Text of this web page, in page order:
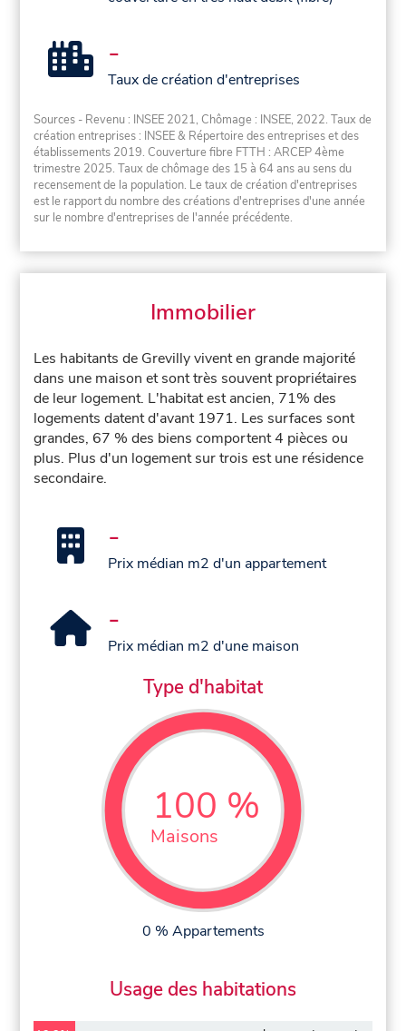
-
Taux de création d'entreprises
Sources - Revenu : INSEE 2021, Chômage : INSEE, 2022. Taux de
création entreprises : INSEE & Répertoire des entreprises et des
établissements 2019. Couverture fibre FTTH : ARCEP 4ème
trimestre 2025. Taux de chômage des 15 à 64 ans au sens du
recensement de la population. Le taux de création d'entreprises
est le rapport du nombre des créations d'entreprises d'une année
sur le nombre d'entreprises de l'année précédente.
Immobilier
Les habitants de Grevilly vivent en grande majorité
dans une maison et sont très souvent propriétaires
de leur logement. L'habitat est ancien, 71% des
logements datent d'avant 1971. Les surfaces sont
grandes, 67 % des biens comportent 4 pièces ou
plus. Plus d'un logement sur trois est une résidence
secondaire.
-
Prix médian m2 d'un appartement
-
Prix médian m2 d'une maison
Type d'habitat
100 %
Maisons
0 % Appartements
Usage des habitations